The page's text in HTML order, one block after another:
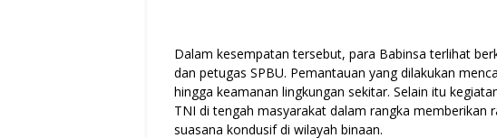
Dalam kesempatan tersebut, para Babinsa terlihat
dan petugas SPBU. Pemantauan yang dilakukan
hingga keamanan lingkungan sekitar. Selain itu
TNI di tengah masyarakat dalam rangka memberikan
suasana kondusif di wilayah binaan.